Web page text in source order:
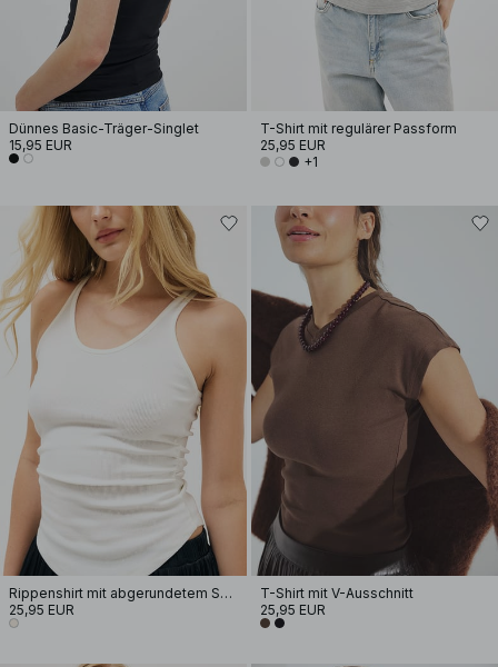
Dünnes Basic-Träger-Singlet
15,95 EUR
T-Shirt mit regulärer Passform
25,95 EUR
+1
Rippenshirt mit abgerundetem Saum
25,95 EUR
T-Shirt mit V-Ausschnitt
25,95 EUR